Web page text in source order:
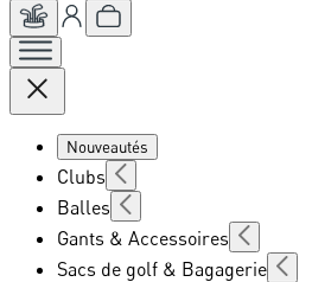
Nouveautés
Clubs
Balles
Gants & Accessoires
Sacs de golf & Bagagerie